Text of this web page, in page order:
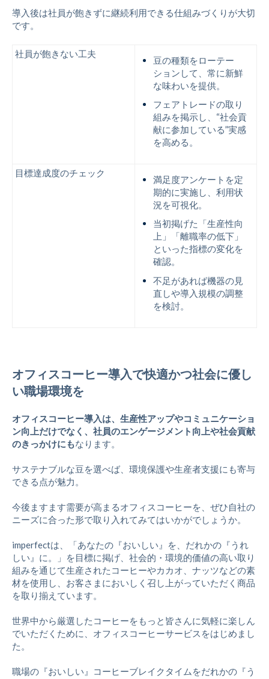
導入後は社員が飽きずに継続利用できる仕組みづくりが大切
です。
社員が飽きない工夫
豆の種類をローテー
ションして、常に新鮮
な味わいを提供。
フェアトレードの取り
組みを掲示し、“社会貢
献に参加している”実感
を高める。
目標達成度のチェック
満足度アンケートを定
期的に実施し、利用状
況を可視化。
当初掲げた「生産性向
上」「離職率の低下」
といった指標の変化を
確認。
不足があれば機器の見
直しや導入規模の調整
を検討。
オフィスコーヒー導入で快適かつ社会に優し
い職場環境を
オフィスコーヒー導入は、生産性アップやコミュニケーショ
ン向上だけでなく、社員のエンゲージメント向上や社会貢献
のきっかけにもなります。
サステナブルな豆を選べば、環境保護や生産者支援にも寄与
できる点が魅力。
今後ますます需要が高まるオフィスコーヒーを、ぜひ自社の
ニーズに合った形で取り入れてみてはいかがでしょうか。
imperfectは、「あなたの『おいしい』を、だれかの『うれ
しい』に。」を目標に掲げ、社会的・環境的価値の高い取り
組みを通じて生産されたコーヒーやカカオ、ナッツなどの素
材を使用し、お客さまにおいしく召し上がっていただく商品
を取り揃えています。
世界中から厳選したコーヒーをもっと皆さんに気軽に楽しん
でいただくために、オフィスコーヒーサービスをはじめまし
た。
職場の『おいしい』コーヒーブレイクタイムをだれかの『う